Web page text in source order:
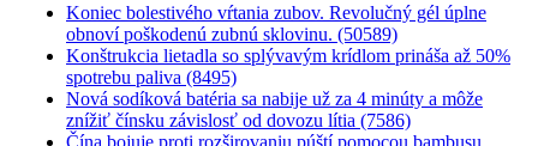
Koniec bolestivého vŕtania zubov. Revolučný gél úplne
obnoví poškodenú zubnú sklovinu. (50589)
Konštrukcia lietadla so splývavým krídlom prináša až 50%
spotrebu paliva (8495)
Nová sodíková batéria sa nabije už za 4 minúty a môže
znížiť čínsku závislosť od dovozu lítia (7586)
Čína bojuje proti rozširovaniu púští pomocou bambusu